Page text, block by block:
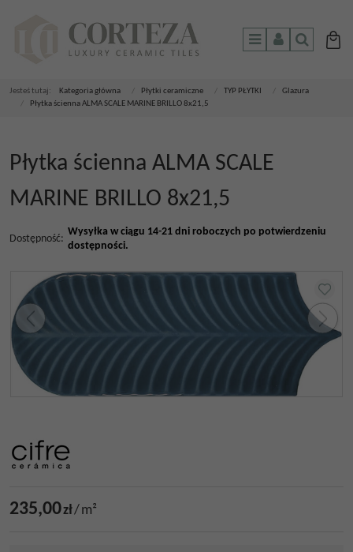
MenuPanelSzukaj
Jesteś tutaj: Kategoria główna Płytki ceramiczne TYP PŁYTKI
Glazura
Płytka ścienna ALMA SCALE MARINE BRILLO 8x21,5
Płytka ścienna ALMA SCALE
MARINE BRILLO 8x21,5
Dostępność:
Wysyłka w ciągu 14-21 dni roboczych po potwierdzeniu
dostępności.
235,00zł/ m²